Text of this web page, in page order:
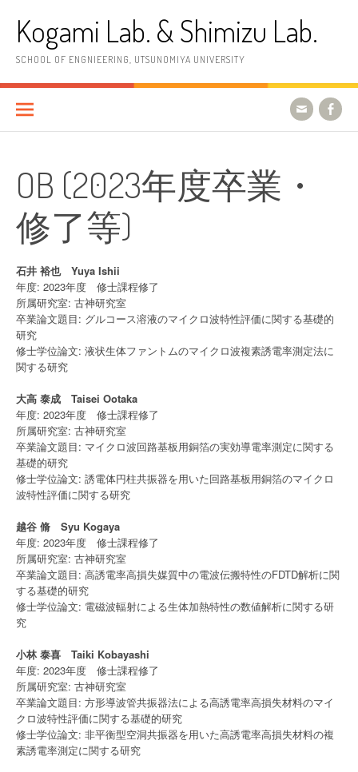
へ
ッ
Kogami Lab. & Shimizu Lab.
SCHOOL OF ENGNIEERING, UTSUNOMIYA UNIVERSITY
OB (2023年度卒業・
修了等)
石井 裕也 Yuya Ishii
年度: 2023年度 修士課程修了
所属研究室: 古神研究室
卒業論文題目: グルコース溶液のマイクロ波特性評価に関する基礎的
研究
修士学位論文: 液状生体ファントムのマイクロ波複素誘電率測定法に
関する研究
大高 泰成 Taisei Ootaka
年度: 2023年度 修士課程修了
所属研究室: 古神研究室
卒業論文題目: マイクロ波回路基板用銅箔の実効導電率測定に関する
基礎的研究
修士学位論文: 誘電体円柱共振器を用いた回路基板用銅箔のマイクロ
波特性評価に関する研究
越谷 脩 Syu Kogaya
年度: 2023年度 修士課程修了
所属研究室: 古神研究室
卒業論文題目: 高誘電率高損失媒質中の電波伝搬特性のFDTD解析に関
する基礎的研究
修士学位論文: 電磁波輻射による生体加熱特性の数値解析に関する研
究
小林 泰喜 Taiki Kobayashi
年度: 2023年度 修士課程修了
所属研究室: 古神研究室
卒業論文題目: 方形導波管共振器法による高誘電率高損失材料のマイ
クロ波特性評価に関する基礎的研究
修士学位論文: 非平衡型空洞共振器を用いた高誘電率高損失材料の複
素誘電率測定に関する研究